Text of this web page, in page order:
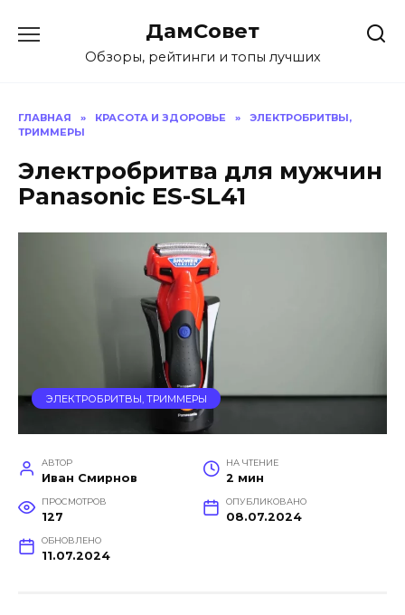
содержанию
ДамСовет
Обзоры, рейтинги и топы лучших
ГЛАВНАЯ » КРАСОТА И ЗДОРОВЬЕ »
ЭЛЕКТРОБРИТВЫ,
ТРИММЕРЫ
Электробритва для мужчин
Panasonic ES-SL41
ЭЛЕКТРОБРИТВЫ, ТРИММЕРЫ
АВТОР
Иван Смирнов
НА ЧТЕНИЕ
2 мин
ПРОСМОТРОВ
127
ОПУБЛИКОВАНО
08.07.2024
ОБНОВЛЕНО
11.07.2024